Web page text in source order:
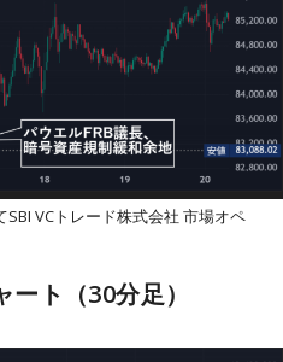
VCトレード株式会社 市場オペ
ト（30分足）